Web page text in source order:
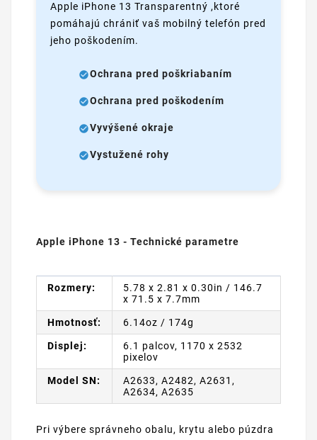
Apple iPhone 13 Transparentný ,ktoré
pomáhajú chrániť vaš mobilný telefón pred
jeho poškodením.
Ochrana pred poškriabaním
Ochrana pred poškodením
Vyvýšené okraje
Vystužené rohy
Apple iPhone 13 - Technické parametre
Rozmery:
5.78 x 2.81 x 0.30in / 146.7
x 71.5 x 7.7mm
Hmotnosť: 6.14oz / 174g
Displej:
6.1 palcov, 1170 x 2532
pixelov
Model SN:
A2633, A2482, A2631,
A2634, A2635
Pri výbere správneho obalu, krytu alebo púzdra